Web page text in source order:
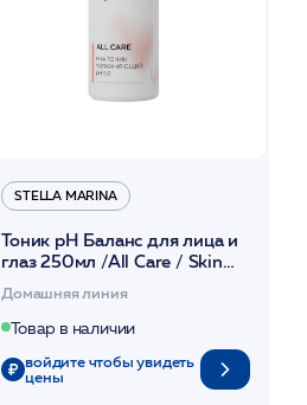
STELLA MARINA
Тоник рН Баланс для лица и
глаз 250мл /All Care / Skin
Домашняя линия
Товар в наличии
войдите чтобы увидеть
цены